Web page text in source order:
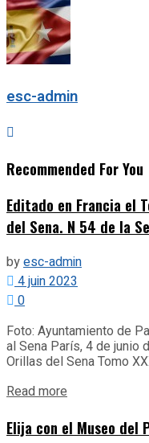
esc-admin
Recommended For You
Editado en Francia el
del Sena. N 54 de la
byesc-admin
4 juin 2023
0
Foto: Ayuntamiento de
al Sena París, 4 de junio
Orillas del Sena Tomo
Read more
Elija con el Museo del